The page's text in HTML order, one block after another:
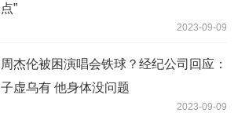
点”
2023-09-09
周杰伦被困演唱会铁球？经纪公司回应：
子虚乌有 他身体没问题
2023-09-09